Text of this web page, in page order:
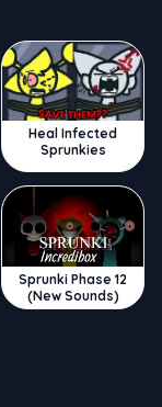
Heal Infected
Sprunkies
Sprunki Phase 12
(New Sounds)